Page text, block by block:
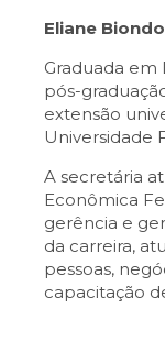
Eliane
Graduada em
pós-
extensão
Universidade
A secretária
Econômica
gerência e
da carreira,
pessoas,
capacitação